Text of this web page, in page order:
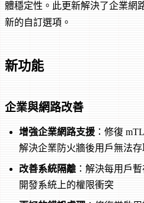
體穩定性。此更新解決了企業網
新的自訂選項。
新功能
企業與網路改善
增強企業網路支援 ：修復
解決企業防火牆後用戶無法存
改善系統隔離 ：解決每用戶
開發系統上的權限衝突